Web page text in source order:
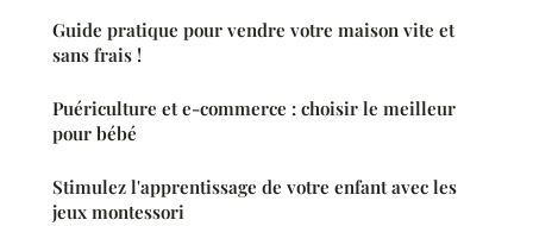
Guide pratique pour vendre votre maison vite et
sans frais !
Puériculture et e-commerce : choisir le meilleur
pour bébé
Stimulez l'apprentissage de votre enfant avec les
jeux montessori